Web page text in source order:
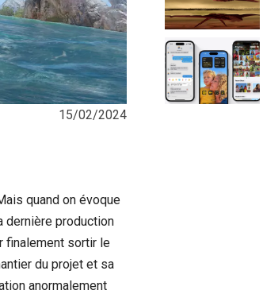
15/02/2024
quand on évoque
dernière production
finalement sortir le
du projet et sa
anormalement